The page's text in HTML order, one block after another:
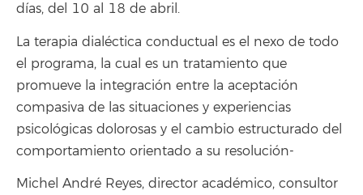
días, del 10 al 18 de abril.
La terapia dialéctica conductual es el nexo de todo
el programa, la cual es un tratamiento que
promueve la integración entre la aceptación
compasiva de las situaciones y experiencias
psicológicas dolorosas y el cambio estructurado del
comportamiento orientado a su resolución-
Michel André Reyes, director académico, consultor